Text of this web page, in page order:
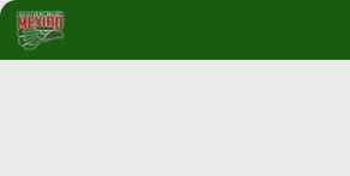
Debajo del contenido